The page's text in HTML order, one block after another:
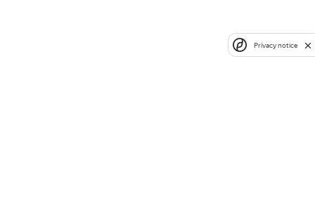
Privacy notice